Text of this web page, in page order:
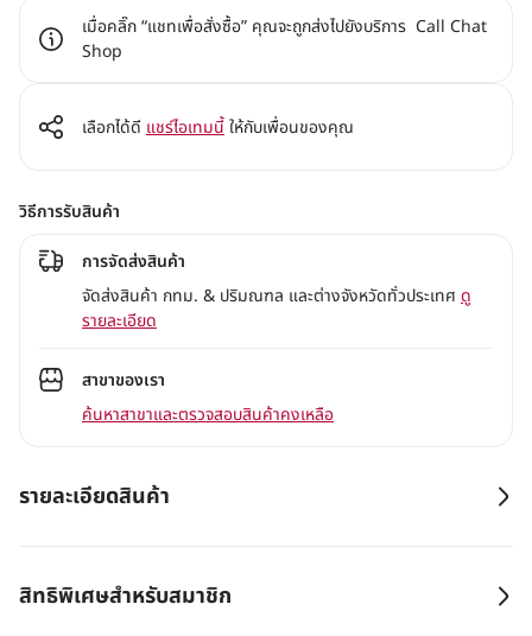
เมื่อคลิ๊ก “แชทเพื่อสั่งซื้อ” คุณจะถูกส่งไปยังบริการ Call Chat
Shop
เลือกได้ดี แชร์ไอเทมนี้ให้กับเพื่อนของคุณ
วิธีการรับสินค้า
การจัดส่งสินค้า
จัดส่งสินค้า กทม. & ปริมณฑล และต่างจังหวัดทั่วประเทศ ดู
รายละเอียด
สาขาของเรา
ค้นหาสาขาและตรวจสอบสินค้าคงเหลือ
รายละเอียดสินค้า
สิทธิพิเศษสำหรับสมาชิก